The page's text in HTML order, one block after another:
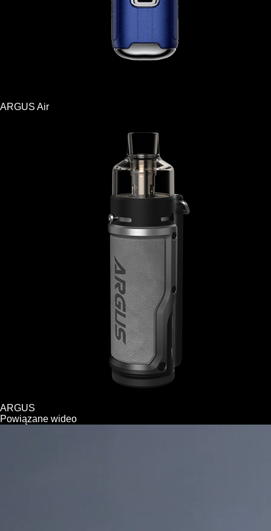
ARGUS Air
ARGUS
Powiązane wideo